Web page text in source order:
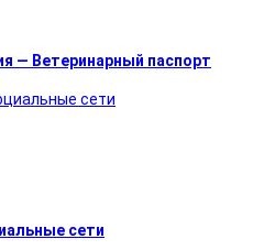
— Ветеринарный паспорт
сети